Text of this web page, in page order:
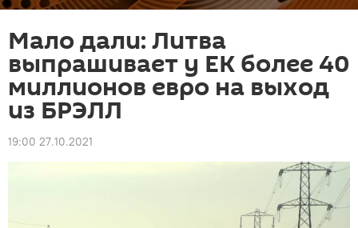
Мало дали: Литва
выпрашивает у ЕК более 40
миллионов евро на выход
из БРЭЛЛ
19:00 27.10.2021